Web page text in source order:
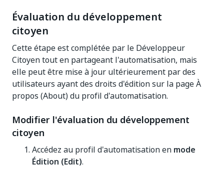
Évaluation du développement
citoyen
Cette étape est complétée par le Développeur
Citoyen tout en partageant l'automatisation, mais
elle peut être mise à jour ultérieurement par des
utilisateurs ayant des droits d'édition sur la page À
propos (About) du profil d'automatisation.
Modifier l'évaluation du développement
citoyen
Accédez au profil d'automatisation en mode
Édition (Edit).